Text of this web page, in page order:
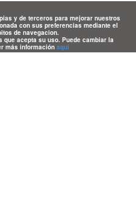
y de terceros para mejorar nuestros
con sus preferencias mediante el
de navegacion.
acepta su uso. Puede cambiar la
más información aqui